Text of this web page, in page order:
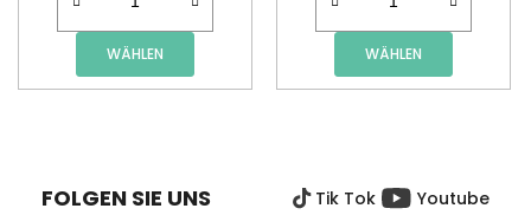
WÄHLEN WÄHLEN
FOLGEN SIE UNS Tik Tok Youtube